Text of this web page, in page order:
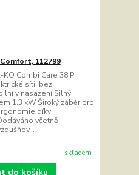
112799
Combi Care 38 P
síti, bez
v nasazení Silný
1,3 kW Široký záběr pro
díky
včetně
skladem
do košíku